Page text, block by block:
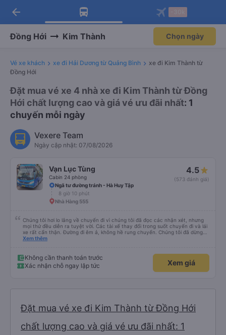
Tải app Vexere ngay!
Nhận ưu đãi thành viên độc
Mở app
Tải app Vexere
-30k/ghế khi đặt vé máy bay qua
Mở app
arrow_back
Đồng Hới Kim Thành Chọn ngày
Vé xe khách xe đi Hải Dương từ Quảng Bình
xe đi Kim Thành từ
Đồng Hới
Đặt mua vé xe 4 nhà xe đi Kim Thành từ Đồng
Hới chất lượng cao và giá vé ưu đãi nhất: 1
chuyến mỗi ngày
Vexere Team
Ngày cập nhật: 07/08/2026
Vạn Lục Tùng
Cabin 24 phòng
4.5
(573 đánh giá)
Ngã tư đường tránh - Hà Huy Tập
8 giờ 10 phút
Nhà Hàng 555
Chúng tôi hơi lo lắng về chuyến đi vì chúng tôi đã đọc các nhận xét, nhưng
mọi thứ đều diễn ra tuyệt vời. Các tài xế thay đổi trong suốt chuyến đi và lái
xe rất cẩn thận. Đường đi êm ả, không hề rung chuyển. Chúng tôi đã dừng
đủ số lần để đi vệ sinh và dừng lại để ăn tối. Nhìn chung, ghế ngồi có thể hơi
Xem thêm
Không cần thanh toán trước
Xác nhận chỗ ngay lập tức
Xem giá
Đặt mua vé xe đi Kim Thành từ Đồng Hới
chất lượng cao và giá vé ưu đãi nhất: 1